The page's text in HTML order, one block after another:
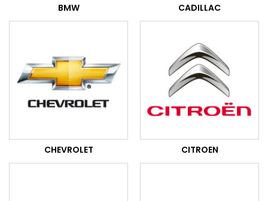
BMW CADILLAC
CHEVROLET CITROEN